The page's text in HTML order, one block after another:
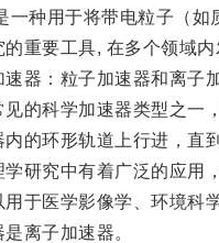
用于将带电粒子（如
要工具, 在多个领域内
：粒子加速器和离子加
科学加速器类型之一，
环形轨道上行进，直到
究中有着广泛的应用，
医学影像学、环境科学
离子加速器。